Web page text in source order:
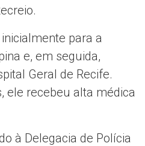
para a
e, em seguida,
Geral de Recife.
ele recebeu alta médica
à Delegacia de Polícia